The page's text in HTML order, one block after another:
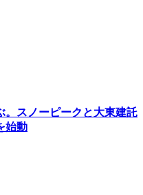
。スノーピークと大東建託
始動